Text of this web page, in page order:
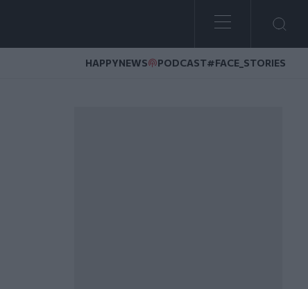
HAPPYNEWS PODCAST#FACE_STORIES